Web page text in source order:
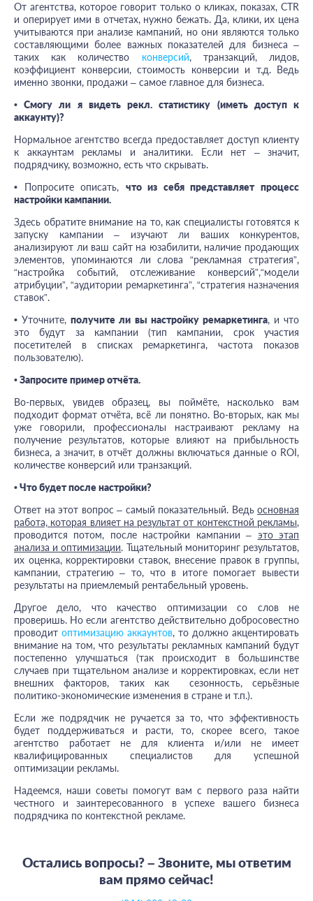
От агентства, которое говорит только о кликах, показах, CTR
и оперирует ими в отчетах, нужно бежать. Да, клики, их цена
учитываются при анализе кампаний, но они являются только
составляющими более важных показателей для бизнеса –
таких как количество конверсий, транзакций, лидов,
коэффициент конверсии, стоимость конверсии и т.д. Ведь
именно звонки, продажи – самое главное для бизнеса.
• Смогу ли я видеть рекл. статистику (иметь доступ к
аккаунту)?
Нормальное агентство всегда предоставляет доступ клиенту
к аккаунтам рекламы и аналитики. Если нет – значит,
подрядчику, возможно, есть что скрывать.
• Попросите описать, что из себя представляет процесс
настройки кампании.
Здесь обратите внимание на то, как специалисты готовятся к
запуску кампании – изучают ли ваших конкурентов,
анализируют ли ваш сайт на юзабилити, наличие продающих
элементов, упоминаются ли слова “рекламная стратегия”,
“настройка событий, отслеживание конверсий”,“модели
атрибуции”, “аудитории ремаркетинга”, “стратегия назначения
ставок”.
• Уточните,получите ли вы настройку ремаркетинга, и что
это будут за кампании (тип кампании, срок участия
посетителей в списках ремаркетинга, частота показов
пользователю).
• Запросите пример отчёта.
Во-первых, увидев образец, вы поймёте, насколько вам
подходит формат отчёта, всё ли понятно. Во-вторых, как мы
уже говорили, профессионалы настраивают рекламу на
получение результатов, которые влияют на прибыльность
бизнеса, а значит, в отчёт должны включаться данные о ROI,
количестве конверсий или транзакций.
• Что будет после настройки?
Ответ на этот вопрос – самый показательный. Ведь основная
работа, которая влияет на результат от контекстной рекламы,
проводится потом, после настройки кампании– это этап
анализа и оптимизации. Тщательный мониторинг результатов,
их оценка, корректировки ставок, внесение правок в группы,
кампании, стратегию – то, что в итоге помогает вывести
результаты на приемлемый рентабельный уровень.
Другое дело, что качество оптимизации со слов не
проверишь. Но если агентство действительно добросовестно
проводит оптимизацию аккаунтов, то должно акцентировать
внимание на том, что результаты рекламных кампаний будут
постепенно улучшаться (так происходит в большинстве
случаев при тщательном анализе и корректировках, если нет
внешних факторов, таких как сезонность, серьёзные
политико-экономические изменения в стране и т.п.).
Если же подрядчик не ручается за то, что эффективность
будет поддерживаться и расти, то, скорее всего, такое
агентство работает не для клиента и/или не имеет
квалифицированных специалистов для успешной
оптимизации рекламы.
Надеемся, наши советы помогут вам с первого раза найти
честного и заинтересованного в успехе вашего бизнеса
подрядчика по контекстной рекламе.
Остались вопросы?– Звоните, мы ответим
вам прямо сейчас!